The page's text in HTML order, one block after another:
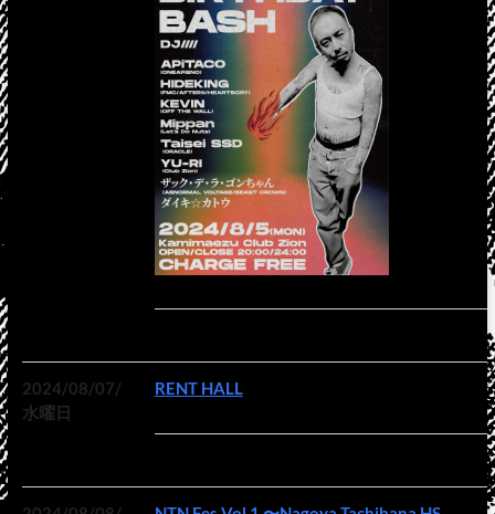
2024/08/07/
水曜日
RENT HALL